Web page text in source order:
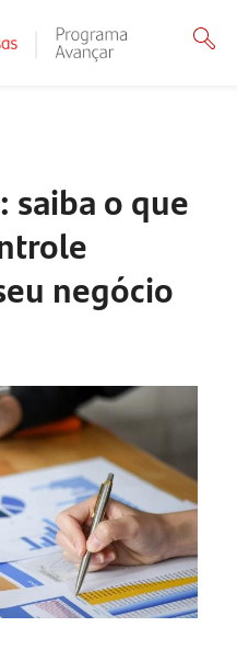
saiba o que
negócio